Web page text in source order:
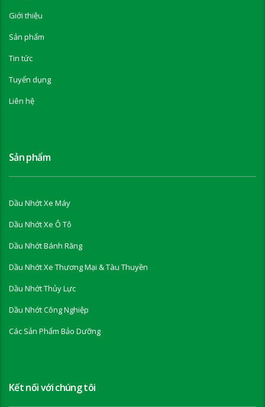
Giới thiệu
Sản phẩm
Tin tức
Tuyển dụng
Liên hệ
Sản phẩm
Dầu Nhớt Xe Máy
Dầu Nhớt Xe Ô Tô
Dầu Nhớt Bánh Răng
Dầu Nhớt Xe Thương Mại & Tàu Thuyền
Dầu Nhớt Thủy Lực
Dầu Nhớt Công Nghiệp
Các Sản Phẩm Bảo Dưỡng
Kết nối với chúng tôi